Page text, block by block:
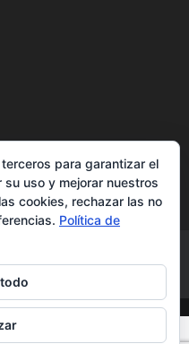
Accesibilidad
para garantizar el
uso y mejorar nuestros
cookies, rechazar las no
Política de